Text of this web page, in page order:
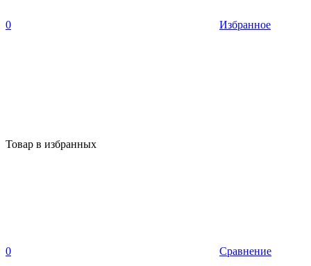
0 Избранное
Товар в избранных
0 Сравнение